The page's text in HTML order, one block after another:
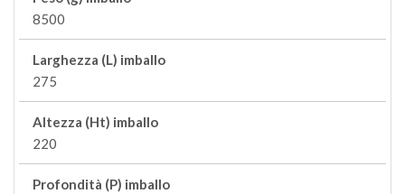
8500
Larghezza (L) imballo
275
Altezza (Ht) imballo
220
Profondità (P) imballo